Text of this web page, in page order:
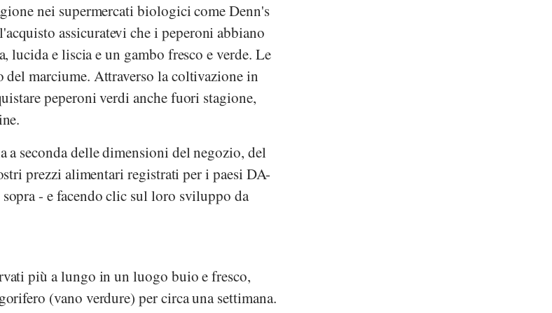
nei supermercati biologici comeDenn's
assicuratevi che i peperoni abbiano
lucida e liscia e un gambo fresco e verde. Le
marciume. Attraverso la coltivazione in
peperoni verdi anche fuori stagione,
seconda delle dimensioni del negozio, del
prezzi alimentari registrati per i paesi DA-
- e facendo clic sul loro sviluppo da
più a lungo in un luogo buio e fresco,
(vano verdure) per circa una settimana.